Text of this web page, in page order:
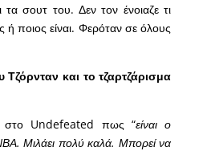
σουτ του. Δεν τον ένοιαζε τι
ή ποιος είναι. Φερόταν σε όλους
και το τζαρτζάρισμα
στο Undefeated πως “είναι ο
Μιλάει πολύ καλά. Μπορεί να